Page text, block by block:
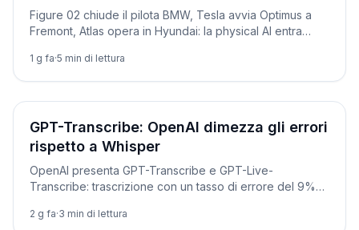
Figure 02 chiude il pilota BMW, Tesla avvia Optimus a
Fremont, Atlas opera in Hyundai: la physical AI entra
1 g fa·5 min di lettura
Novità
GPT-Transcribe: OpenAI dimezza gli errori
rispetto a Whisper
OpenAI presenta GPT-Transcribe e GPT-Live-
Transcribe: trascrizione con un tasso di errore del 9%
codice pronto.
2 g fa·3 min di lettura